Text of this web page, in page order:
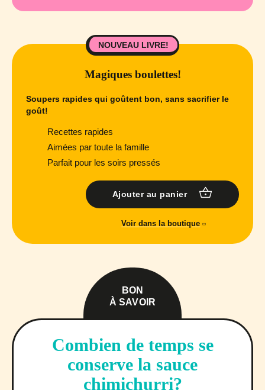
NOUVEAU LIVRE!
Magiques boulettes!
Soupers rapides qui goûtent bon, sans sacrifier le
goût!
Recettes rapides
Aimées par toute la famille
Parfait pour les soirs pressés
Ajouter au panier
Voir dans la boutique
BON
À SAVOIR
Combien de temps se
conserve la sauce
chimichurri?